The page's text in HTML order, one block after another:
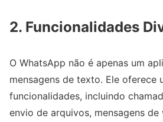
2. Funcionalidades
O WhatsApp não é apenas um
mensagens de texto. Ele oferece
funcionalidades, incluindo
envio de arquivos, mensagens